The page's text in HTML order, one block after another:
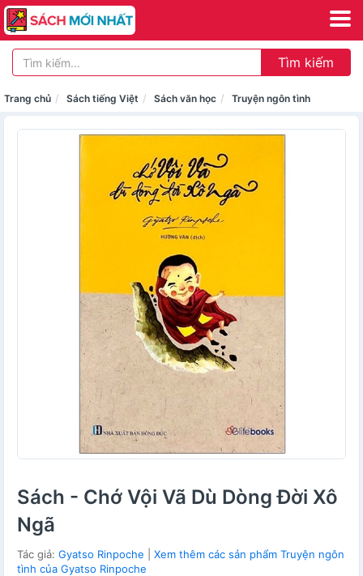
Tìm kiếm
Trang chủ Sách tiếng Việt Sách văn học Truyện ngôn tình
Sách - Chớ Vội Vã Dù Dòng Đời Xô
Ngã
Tác giả: Gyatso Rinpoche
Xem thêm các sản phẩm Truyện ngôn
tình của Gyatso Rinpoche